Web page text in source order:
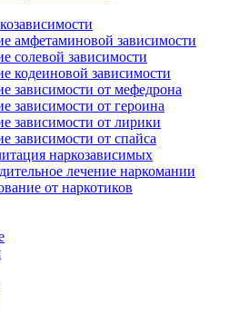
амфетаминовой зависимости
солевой зависимости
кодеиновой зависимости
зависимости от мефедрона
зависимости от героина
зависимости от лирики
зависимости от спайса
наркозависимых
лечение наркомании
от наркотиков